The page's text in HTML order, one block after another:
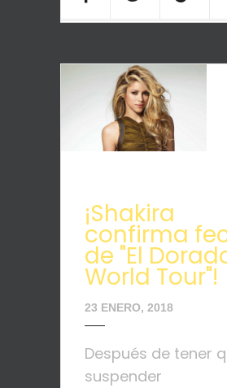
¡Shakira
confirma
de "El
World Tour"!
23 ENERO, 2018
Después de tener
suspender